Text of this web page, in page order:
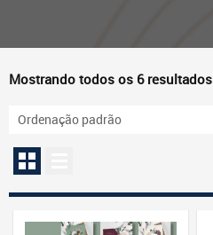
Mostrando todos os 6 resultados